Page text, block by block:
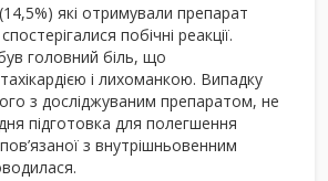
(14,5%) які отримували препарат
побічні реакції.
головний біль, що
і лихоманкою. Випадку
з досліджуваним препаратом, не
підготовка для полегшення
з внутрішньовенним